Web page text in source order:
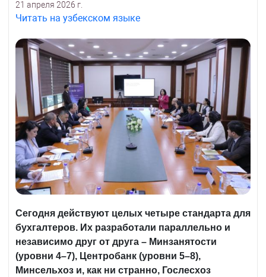
21 апреля 2026 г.
Читать на узбекском языке
Сегодня действуют целых четыре стандарта для
бухгалтеров. Их разработали параллельно и
независимо друг от друга – Минзанятости
(уровни 4–7), Центробанк (уровни 5–8),
Минсельхоз и, как ни странно, Гослесхоз